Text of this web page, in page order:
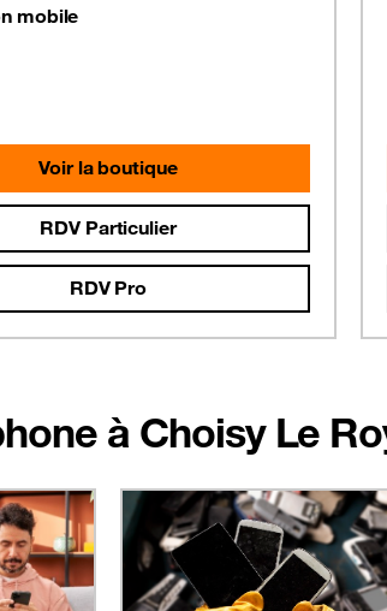
mobile
Voir la boutique
RDV Particulier
RDV Pro
à Choisy Le